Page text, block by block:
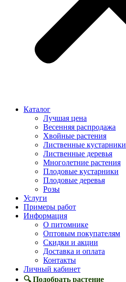
Каталог
Лучшая цена
Весенняя распродажа
Хвойные растения
Лиственные кустарники
Лиственные деревья
Многолетние растения
Плодовые кустарники
Плодовые деревья
Розы
Услуги
Примеры работ
Информация
О питомнике
Оптовым покупателям
Скидки и акции
Доставка и оплата
Контакты
Личный кабинет
🔍 Подобрать растение